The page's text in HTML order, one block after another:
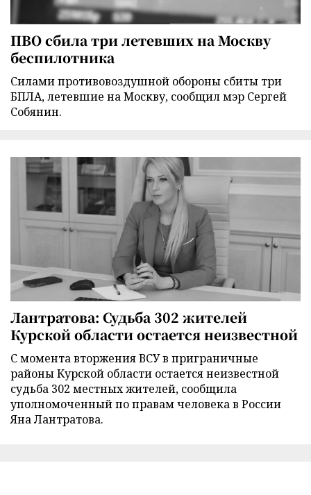
ПВО сбила три летевших на Москву
беспилотника
Силами противовоздушной обороны сбиты три
БПЛА, летевшие на Москву, сообщил мэр Сергей
Собянин.
Лантратова: Судьба 302 жителей
Курской области остается неизвестной
С момента вторжения ВСУ в приграничные
районы Курской области остается неизвестной
судьба 302 местных жителей, сообщила
уполномоченный по правам человека в России
Яна Лантратова.